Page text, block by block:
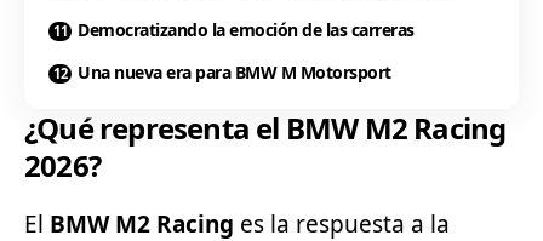
Democratizando la emoción de las carreras
Una nueva era para BMW M Motorsport
¿Qué representa el BMW M2 Racing
2026?
El BMW M2 Racing es la respuesta a la